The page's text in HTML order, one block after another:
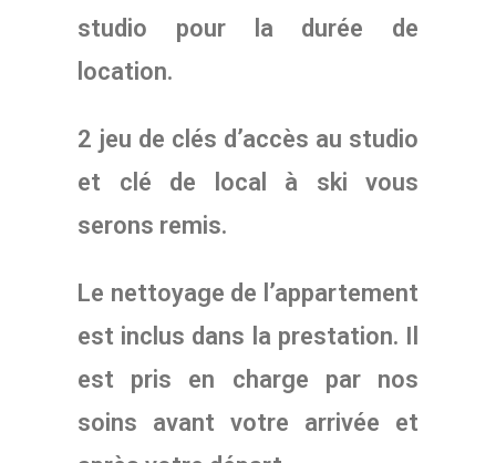
studio pour la durée de
location.
2 jeu de clés d’accès au studio
et clé de local à ski vous
serons remis.
Le nettoyage de l’appartement
est inclus dans la prestation. Il
est pris en charge par nos
soins avant votre arrivée et